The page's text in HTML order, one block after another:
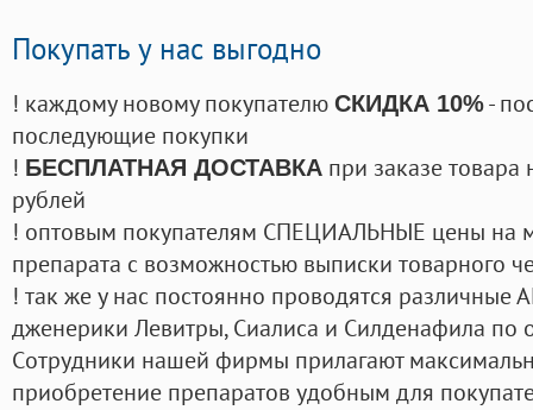
Покупать у нас выгодно
! каждому новому покупателю СКИДКА 10%-
последующие покупки
! БЕСПЛАТНАЯ ДОСТАВКА при заказе
рублей
! оптовым покупателям СПЕЦИАЛЬНЫЕ цены на
препарата с возможностью выписки товарного
! так же у нас постоянно проводятся
дженерики Левитры, Сиалиса и Силденафила по
Cотрудники нашей фирмы прилагают
приобретение препаратов удобным для